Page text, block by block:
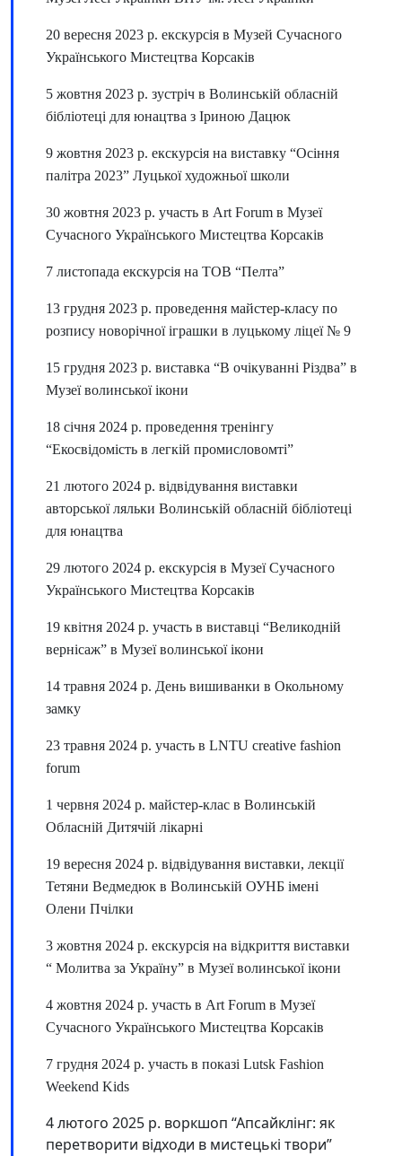
20 вересня 2023 р. екскурсія в Музей Сучасного
Українського Мистецтва Корсаків
5 жовтня 2023 р. зустріч в Волинській обласній
бібліотеці для юнацтва з Іриною Дацюк
9 жовтня 2023 р. екскурсія на виставку “Осіння
палітра 2023” Луцької художньої школи
30 жовтня 2023 р. участь в Art Forum в Музеї
Сучасного Українського Мистецтва Корсаків
7 листопада екскурсія на ТОВ “Пелта”
13 грудня 2023 р. проведення майстер-класу по
розпису новорічної іграшки в луцькому ліцеї № 9
15 грудня 2023 р. виставка “В очікуванні Різдва” в
Музеї волинської ікони
18 січня 2024 р. проведення тренінгу
“Екосвідомість в легкій промисловомті”
21 лютого 2024 р. відвідування виставки
авторської ляльки Волинській обласній бібліотеці
для юнацтва
29 лютого 2024 р. екскурсія в Музеї Сучасного
Українського Мистецтва Корсаків
19 квітня 2024 р. участь в виставці “Великодній
вернісаж” в Музеї волинської ікони
14 травня 2024 р. День вишиванки в Окольному
замку
23 травня 2024 р. участь в LNTU creative fashion
forum
1 червня 2024 р. майстер-клас в Волинській
Обласній Дитячій лікарні
19 вересня 2024 р. відвідування виставки, лекції
Тетяни Ведмедюк в Волинській ОУНБ імені
Олени Пчілки
3 жовтня 2024 р. екскурсія на відкриття виставки
“ Молитва за Україну” в Музеї волинської ікони
4 жовтня 2024 р. участь в Art Forum в Музеї
Сучасного Українського Мистецтва Корсаків
7 грудня 2024 р. участь в показі Lutsk Fashion
Weekend Kids
4 лютого 2025 р. воркшоп “Апсайклінг: як
перетворити відходи в мистецькі твори”